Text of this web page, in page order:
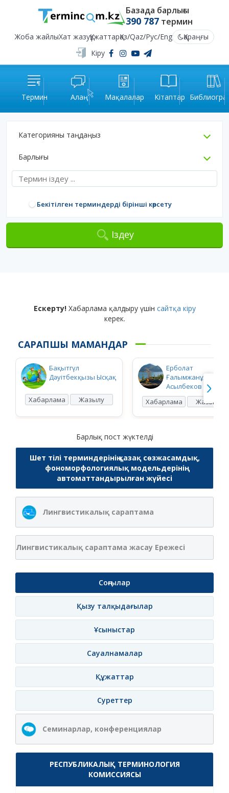
Базада барлығы
390 787термин
Жоба жайлыХат жазуҚұжаттарҚаз/Qaz/Рус/Eng
Қараңғы
Кіру
Термин Алаң Мақалалар Кітаптар
Категорияны таңдаңыз
Барлығы
Бекітілген терминдерді бірінші көрсету
Іздеу
Ескерту!Хабарлама қалдыру үшін сайтқа кіру
керек.
САРАПШЫ МАМАНДАР
Бақытгүл
Дәуітбекқызы Ысқақ
Хабарлама Жазылу
Ерболат
Ғалымжанұлы
Асылбеков
Хабарлама
Жазылу
Барлық пост жүктелді
Шет тілі терминдерінің қазақ сөзжасамдық,
фономорфологиялық модельдерінің
автоматтандырылған жүйесі
Лингвистикалық сараптама
Лингвистикалық сараптама жасау Ережесі
Соңғылар
Қызу талқыдағылар
Ұсыныстар
Сауалнамалар
Құжаттар
Суреттер
Семинарлар, конференциялар
РЕСПУБЛИКАЛЫҚ ТЕРМИНОЛОГИЯ
КОМИССИЯСЫ